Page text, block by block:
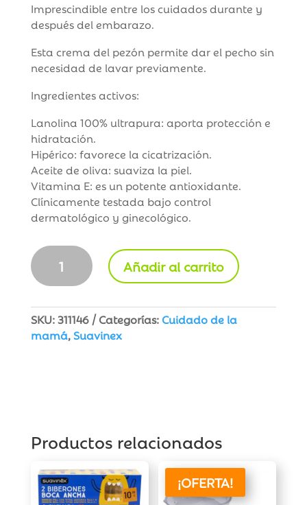
Imprescindible entre los cuidados durante y
después del embarazo.
Esta crema del pezón permite dar el pecho sin
necesidad de lavar previamente.
Ingredientes activos:
Lanolina 100% ultrapura: aporta protección e
hidratación.
Hipérico: favorece la cicatrización.
Aceite de oliva: suaviza la piel.
Vitamina E: es un potente antioxidante.
Clínicamente testada bajo control
dermatológico y ginecológico.
Suavinex
Crema
Cuidado
Pezón
20
Añadir al carrito
SKU:311146 Categorías:Cuidado de la
mamá,Suavinex
Productos relacionados
¡OFERTA!